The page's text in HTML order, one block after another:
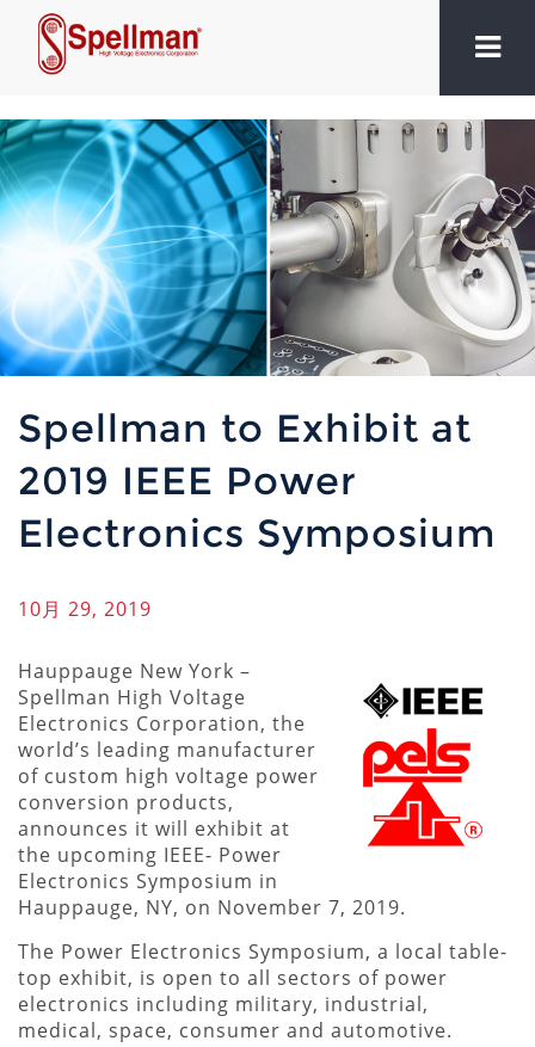
Spellman to Exhibit at
2019 IEEE Power
Electronics Symposium
10月 29, 2019
Hauppauge New York –
Spellman High Voltage
Electronics Corporation, the
world’s leading manufacturer
of custom high voltage power
conversion products,
announces it will exhibit at
the upcoming IEEE- Power
Electronics Symposium in
Hauppauge, NY, on November 7, 2019.
The Power Electronics Symposium, a local table-
top exhibit, is open to all sectors of power
electronics including military, industrial,
medical, space, consumer and automotive.